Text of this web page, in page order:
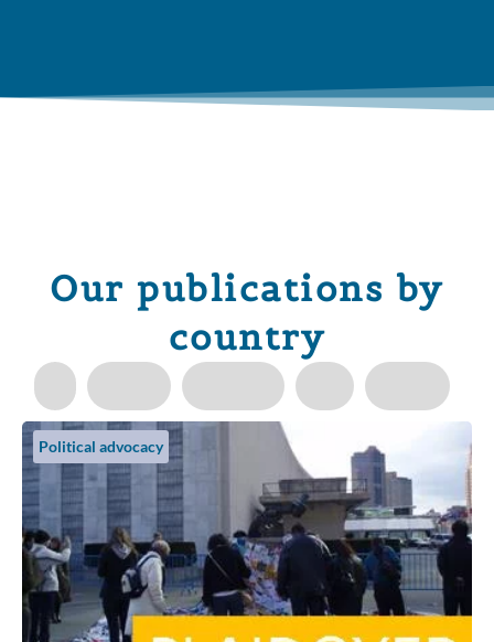
Our publications by
country
Political advocacy